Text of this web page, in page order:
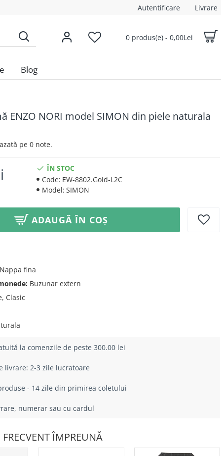
Autentificare Livrare
0 produs(e) - 0,00Lei
Blog
ENZO NORI model SIMON din piele naturala
pe 0 note.
ÎN STOC
Code: EW-8802.Gold-L2C
Model: SIMON
ADAUGĂ ÎN COȘ
Nappa fina
Buzunar extern
Clasic
la comenzile de peste 300.00 lei
livrare: 2-3 zile lucratoare
- 14 zile din primirea coletului
numerar sau cu cardul
ÎMPREUNĂ